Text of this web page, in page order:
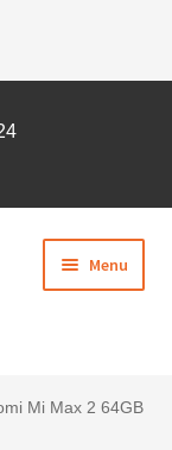
Menu
menu
Mi Max 2 64GB